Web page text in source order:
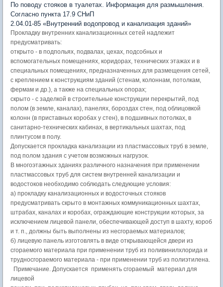
По поводу стояков в туалетах. Информация для размышления.
Согласно пункта 17.9 СНиП
2.04.01-85 «Внутренний водопровод и канализация зданий»
Прокладку внутренних канализационных сетей надлежит
предусматривать:
открыто - в подпольях, подвалах, цехах, подсобных и
вспомогательных помещениях, коридорах, технических этажах и в
специальных помещениях, предназначенных для размещения сетей,
с креплением к конструкциям зданий (стенам, колоннам, потолкам,
фермам и др.), а также на специальных опорах;
скрыто - с заделкой в строительные конструкции перекрытий, под
полом (в земле, каналах), панелях, бороздах стен, под облицовкой
колонн (в приставных коробах у стен), в подшивных потолках, в
санитарно-технических кабинах, в вертикальных шахтах, под
плинтусом в полу.
Допускается прокладка канализации из пластмассовых труб в земле,
под полом здания с учетом возможных нагрузок.
В многоэтажных зданиях различного назначения при применении
пластмассовых труб для систем внутренней канализации и
водостоков необходимо соблюдать следующие условия:
а) прокладку канализационных и водосточных стояков
предусматривать скрыто в монтажных коммуникационных шахтах,
штрабах, каналах и коробах, ограждающие конструкции которых, за
исключением лицевой панели, обеспечивающей доступ в шахту, короб
и т. п., должны быть выполнены из несгораемых материалов;
б) лицевую панель изготовлять в виде открывающейся двери из
сгораемого материала при применении труб из поливинилхлорида и
трудносгораемого материала - при применении труб из полиэтилена.
Примечание. Допускается применять сгораемый материал для
лицевой